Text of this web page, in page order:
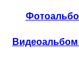
Видеоальбом